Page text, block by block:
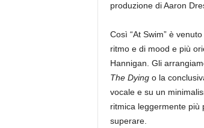
produzione di Aaron
Così “At Swim” è
ritmo e di mood e più
Hannigan. Gli
The Dyingo la
vocale e su un
ritmica leggermente più
superare.